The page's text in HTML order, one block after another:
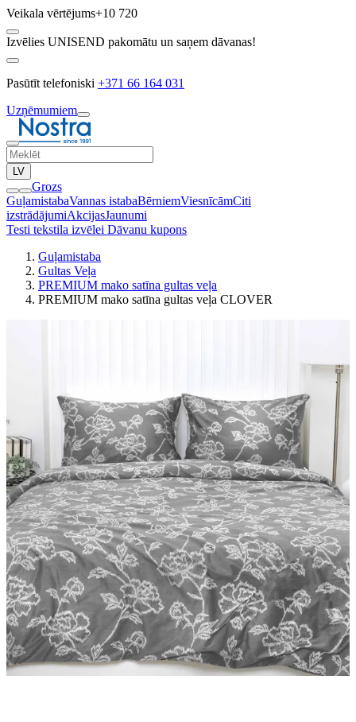
Veikala vērtējums+10 720
Izvēlies UNISEND pakomātu un saņem dāvanas!
Pasūtīt telefoniski +371 66 164 031
Uzņēmumiem
LV
Grozs
GuļamistabaVannas istabaBērniemViesnīcāmCiti
izstrādājumiAkcijasJaunumi
Testi tekstila izvēlei Dāvanu kupons
Guļamistaba
Gultas Veļa
PREMIUM mako satīna gultas veļa
PREMIUM mako satīna gultas veļa CLOVER